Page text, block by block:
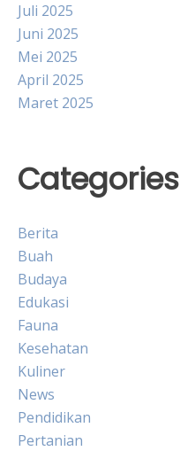
Juli 2025
Juni 2025
Mei 2025
April 2025
Maret 2025
Categories
Berita
Buah
Budaya
Edukasi
Fauna
Kesehatan
Kuliner
News
Pendidikan
Pertanian